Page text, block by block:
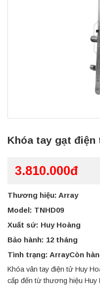
Khóa tay gạt điện
3.810.000đ
Thương hiệu: Array
Model: TNHD09
Xuất sứ: Huy Hoàng
Bảo hành: 12 tháng
Tình trạng: ArrayCòn
Khóa vân tay điện tử Huy
cấp đến từ thương hiệu Huy